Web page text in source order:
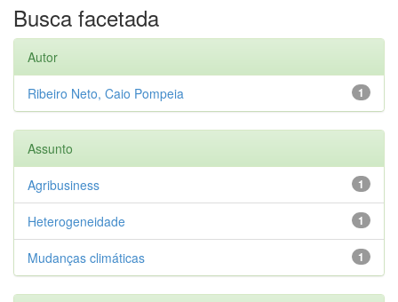
Busca facetada
Autor
1
Ribeiro Neto, Caio Pompeia
Assunto
1
Agribusiness
1
Heterogeneidade
1
Mudanças climáticas